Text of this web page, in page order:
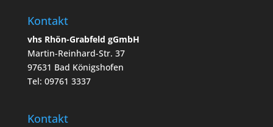
Kontakt
vhs Rhön-Grabfeld gGmbH
Martin-Reinhard-Str. 37
97631 Bad Königshofen
Tel: 09761 3337
Kontakt